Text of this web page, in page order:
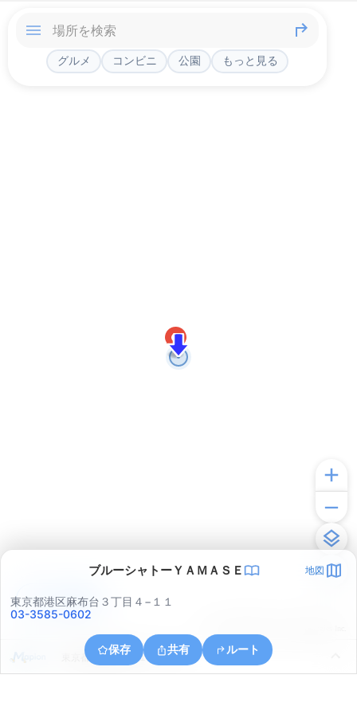
グルメ コンビニ 公園 もっと見る
ブルーシャトーＹＡＭＡＳＥ 地図
東京都港区麻布台３丁目４−１１
03-3585-0602
保存 共有 ルート
東京都港区東麻布１丁目２５
アプリで見る